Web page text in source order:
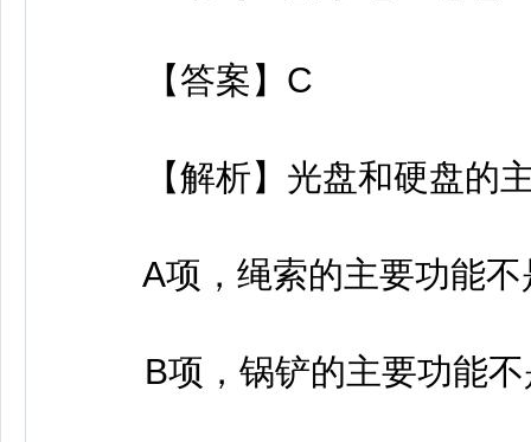
【答案】C
【解析】光盘和硬盘的主
A项，绳索的主要功能不
B项，锅铲的主要功能不